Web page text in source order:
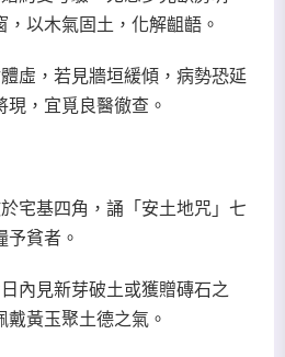
以木氣固土，化解齟齬。
虛，若見牆垣緩傾，病勢恐延
，宜覓良醫徹查。
宅基四角，誦「安土地咒」七
予貧者。
內見新芽破土或獲贈磚石之
黃玉聚土德之氣。